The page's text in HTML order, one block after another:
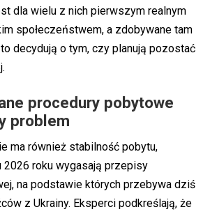
dla wielu z nich pierwszym realnym
społeczeństwem, a zdobywane tam
decydują o tym, czy planują pozostać
procedury pobytowe
problem
ma również stabilność pobytu,
2026 roku wygasają przepisy
na podstawie których przebywa dziś
z Ukrainy. Eksperci podkreślają, że